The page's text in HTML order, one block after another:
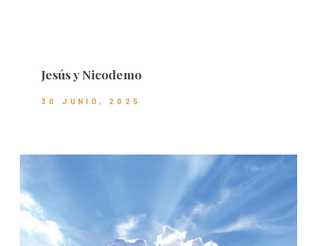
Jesús y Nicodemo
30 JUNIO, 2025